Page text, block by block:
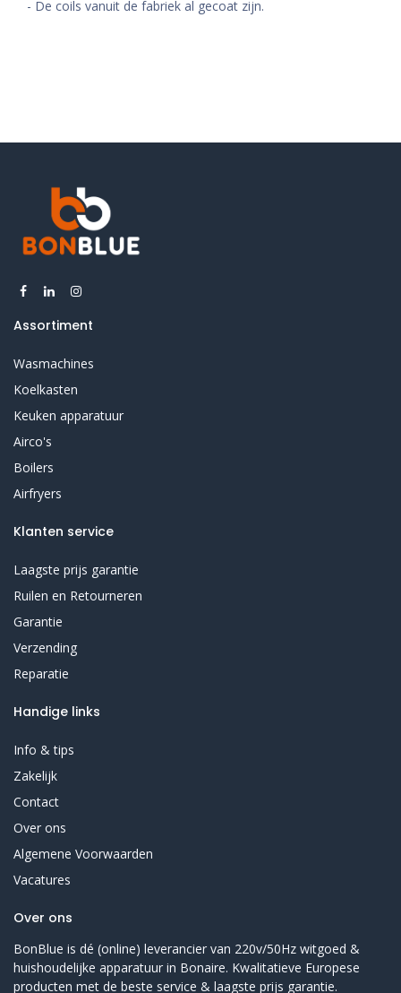
- De coils vanuit de fabriek al gecoat zijn.
Assortiment
Wasmachines
Koelkasten
Keuken apparatuur
Airco's
Boilers
Airfryers
Klanten service
Laagste prijs garantie
Ruilen en Retourneren
Garantie
Verzending
Reparatie
Handige links
Info & tips
Zakelijk
Contact
Over ons
Algemene Voorwaarden
Vacatures
Over ons
BonBlue is dé (online) leverancier van 220v/50Hz witgoed &
huishoudelijke apparatuur in Bonaire. Kwalitatieve Europese
producten met de beste service & laagste prijs garantie.